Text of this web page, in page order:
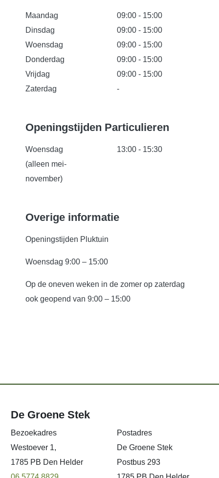
Maandag
09:00 - 15:00
Dinsdag
09:00 - 15:00
Woensdag
09:00 - 15:00
Donderdag
09:00 - 15:00
Vrijdag
09:00 - 15:00
Zaterdag
-
Openingstijden Particulieren
Woensdag
(alleen mei-
november)
13:00 - 15:30
Overige informatie
Openingstijden Pluktuin
Woensdag 9:00 – 15:00
Op de oneven weken in de zomer op zaterdag
ook geopend van 9:00 – 15:00
De Groene Stek
Bezoekadres
Westoever 1,
1785 PB Den Helder
Postadres
De Groene Stek
Postbus 293